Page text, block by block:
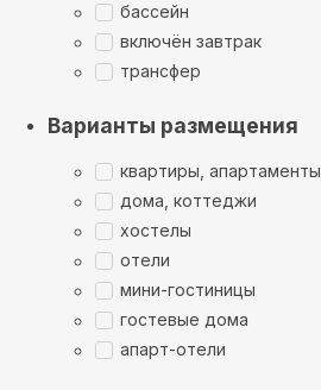
бассейн
включён завтрак
трансфер
Варианты размещения
квартиры, апартаменты
дома, коттеджи
хостелы
отели
мини-гостиницы
гостевые дома
апарт-отели